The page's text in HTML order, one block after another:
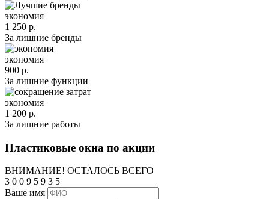
экономия
1 250 р.
За лишние бренды
экономия
900 р.
За лишние функции
экономия
1 200 р.
За лишние работы
Пластиковые окна по акции
ВНИМАНИЕ! ОСТАЛОСЬ ВСЕГО
3 0 0 9 5 9 3 4
Ваше имя